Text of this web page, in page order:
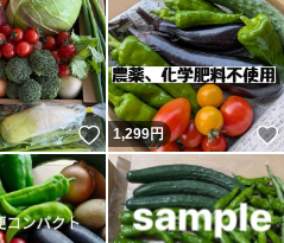
いいね！
1,299円